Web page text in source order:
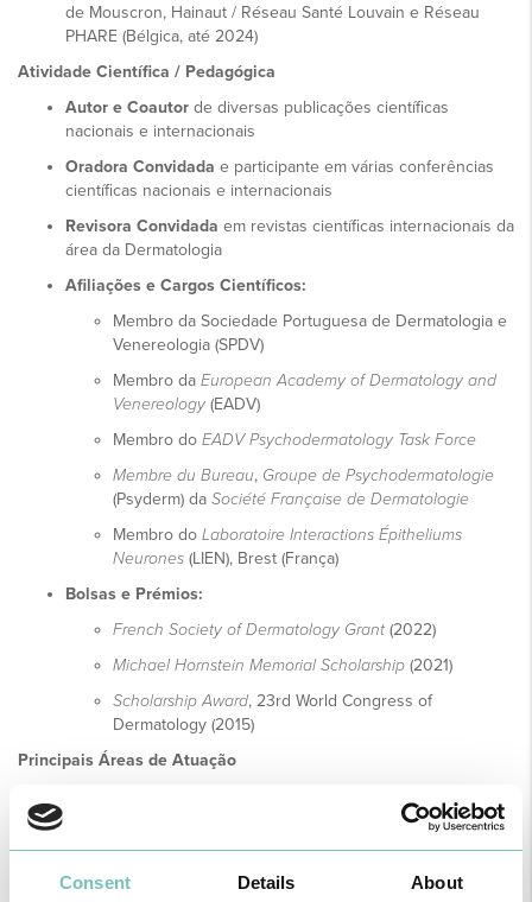
Consent Details About
de Mouscron, Hainaut / Réseau Santé Louvain e Réseau
PHARE (Bélgica, até 2024)
Atividade Científica / Pedagógica
Autor e Coautor de diversas publicações científicas
nacionais e internacionais
Oradora Convidada e participante em várias conferências
científicas nacionais e internacionais
Revisora Convidada em revistas científicas internacionais da
área da Dermatologia
Afiliações e Cargos Científicos:
Membro da Sociedade Portuguesa de Dermatologia e
Venereologia (SPDV)
Membro da European Academy of Dermatology and
Venereology (EADV)
Membro do EADV Psychodermatology Task Force
Membre du Bureau, Groupe de Psychodermatologie
(Psyderm) da Société Française de Dermatologie
Membro do Laboratoire Interactions Épitheliums
Neurones (LIEN), Brest (França)
Bolsas e Prémios:
French Society of Dermatology Grant (2022)
Michael Hornstein Memorial Scholarship (2021)
Scholarship Award, 23rd World Congress of
Dermatology (2015)
Principais Áreas de Atuação